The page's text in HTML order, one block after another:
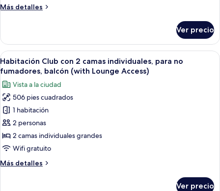
individuales,
fumadores
(Lounge
access,
Free
Minibar)
Más detalles
Más
ejecutiva
con
2
camas
individuales,
para
no
fumadores
(Lounge
access,
Minibar)
Ver precio
Abrir
todas
las
fotos
de
Habitación
Club
con
2
individuales,
Habitación de hotel con sofá, dos
13
Habitación Club con 2 camas individuales, para no
fumadores, balcón (with Lounge Access)
Vista a la ciudad
506 pies cuadrados
1 habitación
2 personas
2 camas individuales grandes
Wifi gratuito
Más detalles
Más
Ver precio